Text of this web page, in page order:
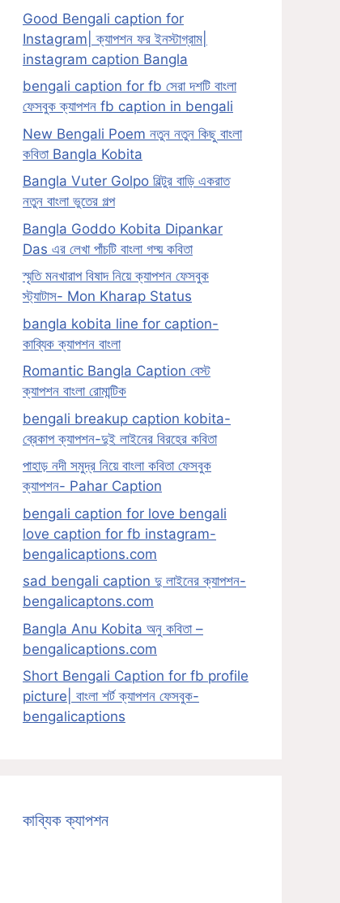
Good Bengali caption for
Instagram| ক্যাপশন ফর ইনস্টাগ্রাম|
instagram caption Bangla
bengali caption for fb সেরা দশটি বাংলা
ফেসবুক ক্যাপশন fb caption in bengali
New Bengali Poem নতুন নতুন কিছু বাংলা
কবিতা Bangla Kobita
Bangla Vuter Golpo বিল্টুর বাড়ি একরাত
নতুন বাংলা ভুতের গল্প
Bangla Goddo Kobita Dipankar
Das এর লেখা পাঁচটি বাংলা গদ্য় কবিতা
স্মৃতি মনখারাপ বিষাদ নিয়ে ক্যাপশন ফেসবুক
স্ট্যাটাস- Mon Kharap Status
bangla kobita line for caption-
কাব্যিক ক্যাপশন বাংলা
Romantic Bangla Caption বেস্ট
ক্যাপশন বাংলা রোমান্টিক
bengali breakup caption kobita-
ব্রেকাপ ক্যাপশন-দুই লাইনের বিরহের কবিতা
পাহাড় নদী সমুদ্র নিয়ে বাংলা কবিতা ফেসবুক
ক্যাপশন- Pahar Caption
bengali caption for love bengali
love caption for fb instagram-
bengalicaptions.com
sad bengali caption দু লাইনের ক্যাপশন-
bengalicaptons.com
Bangla Anu Kobita অনু কবিতা –
bengalicaptions.com
Short Bengali Caption for fb profile
picture| বাংলা শর্ট ক্যাপশন ফেসবুক-
bengalicaptions
কাব্যিক ক্যাপশন